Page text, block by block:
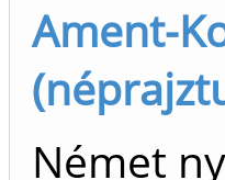
Ament-
Német